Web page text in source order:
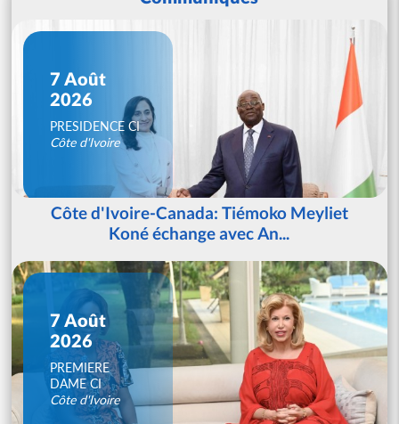
7 Août
2026
PRESIDENCE CI
Côte d'Ivoire
Côte d'Ivoire-Canada: Tiémoko Meyliet
Koné échange avec An...
7 Août
2026
PREMIERE
DAME CI
Côte d'Ivoire